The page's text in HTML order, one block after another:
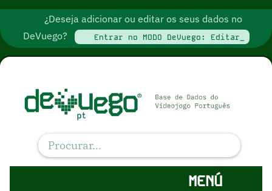
¿Deseja adicionar ou editar os seus dados no
DeVuego?
Entrar no MODO DeVuego: Editar_
MENÚ